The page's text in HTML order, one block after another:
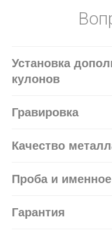
Установка
кулонов
Гравировка
Качество
Проба и
Гарантия